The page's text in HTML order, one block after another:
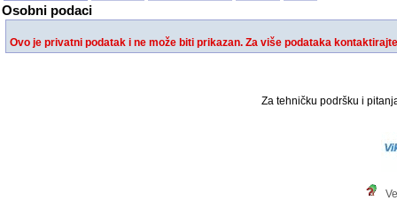
Osobni podaci
Ovo je privatni podatak i ne može biti prikazan. Za više podataka
Za tehničku podršku i